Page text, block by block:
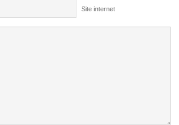
Site internet